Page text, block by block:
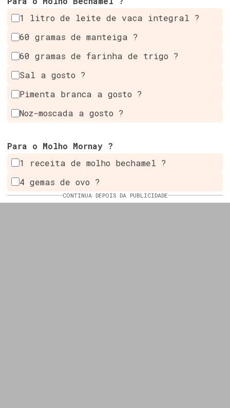
1 litro de leite de vaca integral ?
60 gramas de manteiga ?
60 gramas de farinha de trigo ?
Sal a gosto ?
Pimenta branca a gosto ?️
Noz-moscada a gosto ?
Para o Molho Mornay ?
1 receita de molho bechamel ?
4 gemas de ovo ?
CONTINUA DEPOIS DA PUBLICIDADE